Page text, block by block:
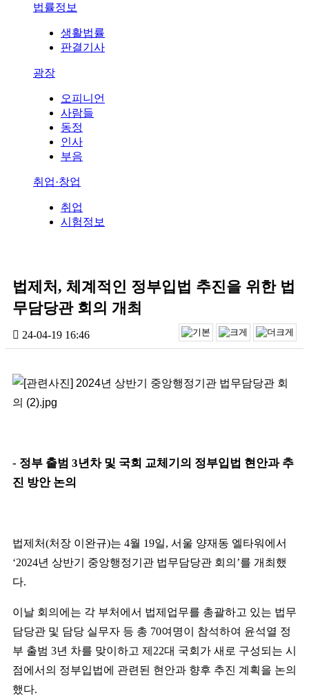
법률정보
생활법률
판결기사
광장
오피니언
사람들
동정
인사
부음
취업·창업
취업
시험정보
법제처, 체계적인 정부입법 추진을 위한 법
무담당관 회의 개최
24-04-19 16:46
- 정부 출범 3년차 및 국회 교체기의 정부입법 현안과 추
진 방안 논의
법제처(처장 이완규)는 4월 19일, 서울 양재동 엘타워에서
‘2024년 상반기 중앙행정기관 법무담당관 회의 ’를 개최했
다.
이날 회의에는 각 부처에서 법제업무를 총괄하고 있는 법무
담당관 및 담당 실무자 등 총 70여명이 참석하여 윤석열 정
부 출범 3년 차를 맞이하고 제 22대 국회가 새로 구성되는 시
점에서의 정부입법에 관련된 현안과 향후 추진 계획을 논의
했다.